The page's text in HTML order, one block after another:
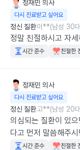
정재민 의사
다시 진료받고 싶어요
정신 질환이**(남성 30
정말 친절하시고 자
시간 준수 친절한
정재민 의사
다시 진료받고 싶어요
정신 질환고**(남성 20
의심되는 질환이 있
다고 먼저 말씀해주
시간 준수 친절한